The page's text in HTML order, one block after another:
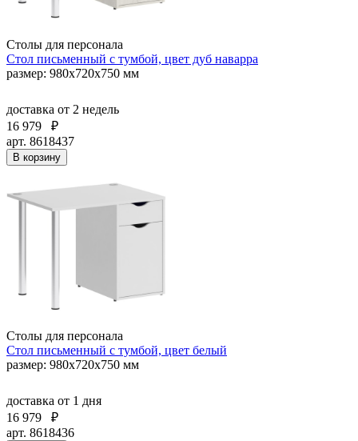
Столы для персонала
Стол письменный с тумбой, цвет дуб наварра
размер: 980х720х750 мм
доставка от 2 недель
16 979
₽
арт. 8618437
В корзину
Столы для персонала
Стол письменный с тумбой, цвет белый
размер: 980х720х750 мм
доставка от 1 дня
16 979
₽
арт. 8618436